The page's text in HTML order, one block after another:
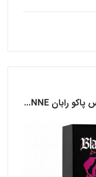
عطر ادکلن مدل بلک ایکس اس پاکو رابان PACO RABANNE